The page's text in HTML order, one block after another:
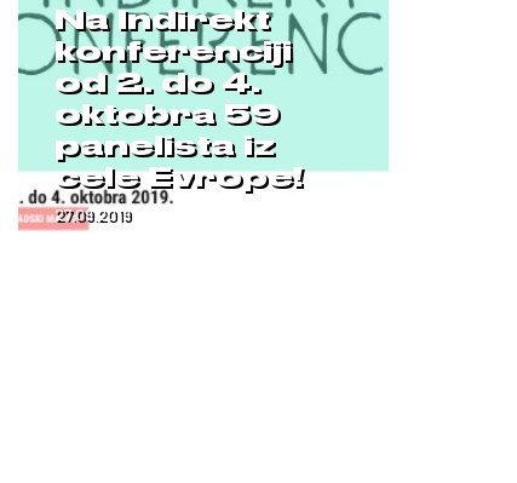
Na Indirekt
konferenciji
od 2. do 4.
oktobra 59
panelista iz
cele Evrope!
27.09.2019